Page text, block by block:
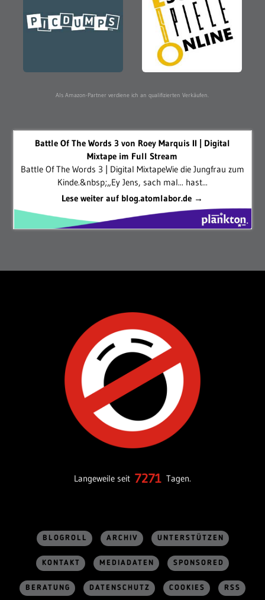
Als Amazon-Partner verdiene ich an qualifizierten Verkäufen.
Battle Of The Words 3 von Roey Marquis II | Digital
Mixtape im Full Stream
Battle Of The Words 3 | Digital MixtapeWie die Jungfrau zum
Kinde.&nbsp;„Ey Jens, sach mal... hast...
Lese weiter auf blog.atomlabor.de →
Langeweile seit 7271 Tagen.
BLOGROLL ARCHIV UNTERSTÜTZEN
KONTAKT MEDIADATEN SPONSORED
BERATUNG DATENSCHUTZ COOKIES RSS